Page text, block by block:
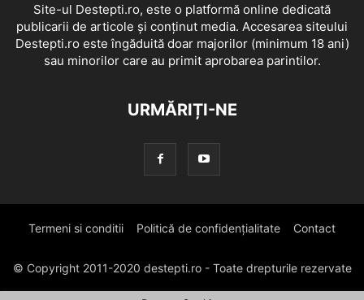
Site-ul Destepti.ro, este o platformă online dedicată
publicarii de articole și conținut media. Accesarea siteului
Destepti.ro este îngăduită doar majorilor (minimum 18 ani)
sau minorilor care au primit aprobarea parintilor.
URMĂRIȚI-NE
Termeni si conditii Politică de confidențialitate Contact
© Copyright 2011-2020 destepti.ro - Toate drepturile rezervate